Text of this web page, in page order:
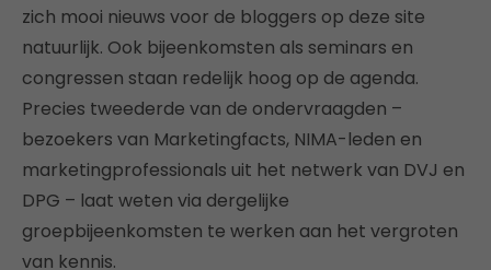
zich mooi nieuws voor de bloggers op deze site
natuurlijk. Ook bijeenkomsten als seminars en
congressen staan redelijk hoog op de agenda.
Precies tweederde van de ondervraagden –
bezoekers van Marketingfacts, NIMA-leden en
marketingprofessionals uit het netwerk van DVJ en
DPG – laat weten via dergelijke
groepbijeenkomsten te werken aan het vergroten
van kennis.